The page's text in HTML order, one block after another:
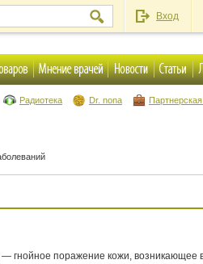
Вход
Радиотека Dr. nona
гнойное поражение кожи, возникающее